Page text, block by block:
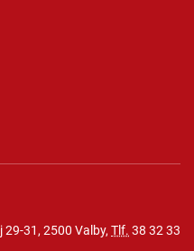
31, 2500 Valby, Tlf. 38 32 33